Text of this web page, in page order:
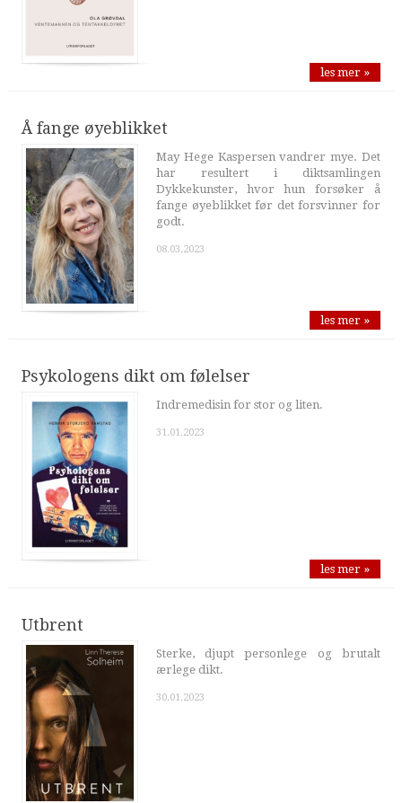
les mer »
Å fange øyeblikket
May Hege Kaspersen vandrer mye. Det
har resultert i diktsamlingen
Dykkekunster, hvor hun forsøker å
fange øyeblikket før det forsvinner for
godt.
08.03.2023
les mer »
Psykologens dikt om følelser
Indremedisin for stor og liten.
31.01.2023
les mer »
Utbrent
Sterke, djupt personlege og brutalt
ærlege dikt.
30.01.2023